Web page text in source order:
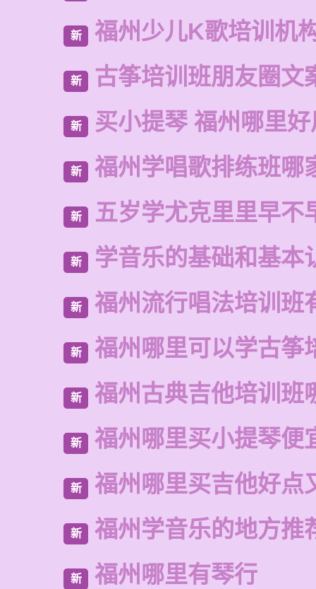
新 福州少儿K歌培训机
新 古筝培训班朋友圈文
新 买小提琴 福州哪里
新 福州学唱歌排练班哪
新 五岁学尤克里里早不
新 学音乐的基础和基本
新 福州流行唱法培训班
新 福州哪里可以学古筝
新 福州古典吉他培训班
新 福州哪里买小提琴便
新 福州哪里买吉他好点
新 福州学音乐的地方推
新 福州哪里有琴行